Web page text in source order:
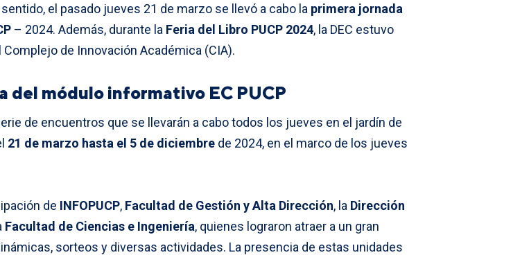
el pasado jueves 21 de marzo se llevó a cabo la primera jornada
– 2024. Además, durante la Feria del Libro PUCP 2024, la DEC estuvo
de Innovación Académica (CIA).
del módulo informativo EC PUCP
de encuentros que se llevarán a cabo todos los jueves en el jardín de
21 de marzo hasta el 5 de diciembre de 2024, en el marco de los jueves
de INFOPUCP, Facultad de Gestión y Alta Dirección, la Dirección
Facultad de Ciencias e Ingeniería, quienes lograron atraer a un gran
sorteos y diversas actividades. La presencia de estas unidades